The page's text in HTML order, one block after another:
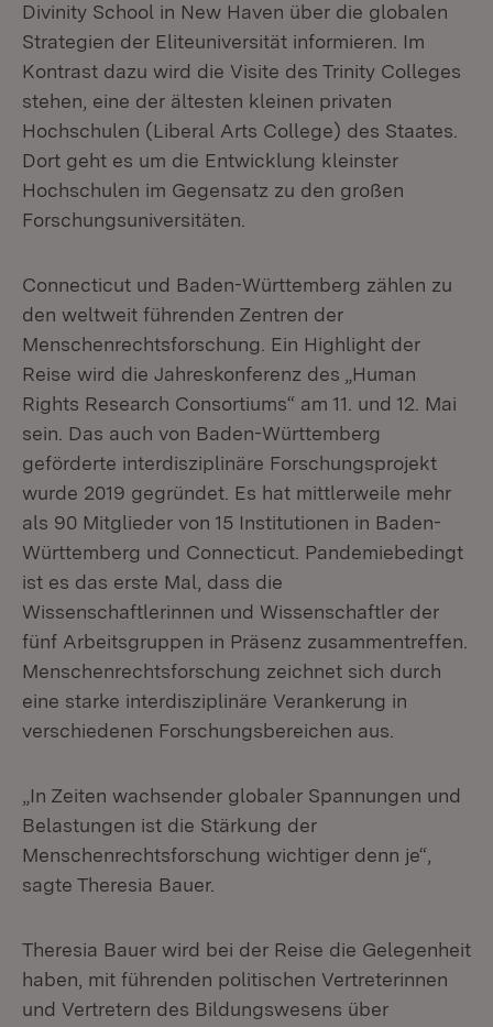
Divinity School in New Haven über die globalen
Strategien der Eliteuniversität informieren. Im
Kontrast dazu wird die Visite des Trinity Colleges
stehen, eine der ältesten kleinen privaten
Hochschulen (Liberal Arts College) des Staates.
Dort geht es um die Entwicklung kleinster
Hochschulen im Gegensatz zu den großen
Forschungsuniversitäten.
Connecticut und Baden-Württemberg zählen zu
den weltweit führenden Zentren der
Menschenrechtsforschung. Ein Highlight der
Reise wird die Jahreskonferenz des „Human
Rights Research Consortiums“ am 11. und 12. Mai
sein. Das auch von Baden-Württemberg
geförderte interdisziplinäre Forschungsprojekt
wurde 2019 gegründet. Es hat mittlerweile mehr
als 90 Mitglieder von 15 Institutionen in Baden-
Württemberg und Connecticut. Pandemiebedingt
ist es das erste Mal, dass die
Wissenschaftlerinnen und Wissenschaftler der
fünf Arbeitsgruppen in Präsenz zusammentreffen.
Menschenrechtsforschung zeichnet sich durch
eine starke interdisziplinäre Verankerung in
verschiedenen Forschungsbereichen aus.
„In Zeiten wachsender globaler Spannungen und
Belastungen ist die Stärkung der
Menschenrechtsforschung wichtiger denn je“,
sagte Theresia Bauer.
Theresia Bauer wird bei der Reise die Gelegenheit
haben, mit führenden politischen Vertreterinnen
und Vertretern des Bildungswesens über